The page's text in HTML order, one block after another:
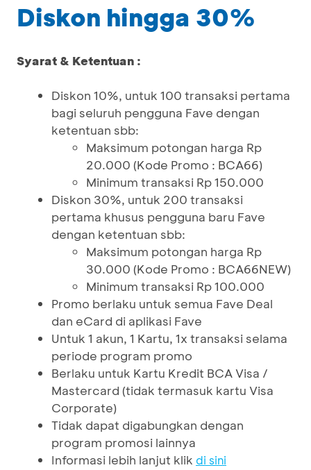
Diskon hingga 30%
Syarat & Ketentuan :
Diskon 10%, untuk 100 transaksi pertama
bagi seluruh pengguna Fave dengan
ketentuan sbb:
Maksimum potongan harga Rp
20.000 (Kode Promo : BCA66)
Minimum transaksi Rp 150.000
Diskon 30%, untuk 200 transaksi
pertama khusus pengguna baru Fave
dengan ketentuan sbb:
Maksimum potongan harga Rp
30.000 (Kode Promo : BCA66NEW)
Minimum transaksi Rp 100.000
Promo berlaku untuk semua Fave Deal
dan eCard di aplikasi Fave
Untuk 1 akun, 1 Kartu, 1x transaksi selama
periode program promo
Berlaku untuk Kartu Kredit BCA Visa /
Mastercard (tidak termasuk kartu Visa
Corporate)
Tidak dapat digabungkan dengan
program promosi lainnya
Informasi lebih lanjut klik di sini